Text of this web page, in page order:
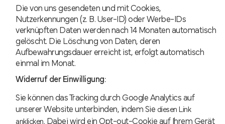
Die von uns gesendeten und mit Cookies,
Nutzerkennungen (z. B. User-ID) oder Werbe-IDs
verknüpften Daten werden nach 14 Monaten automatisch
gelöscht. Die Löschung von Daten, deren
Aufbewahrungsdauer erreicht ist, erfolgt automatisch
einmal im Monat.
Widerruf der Einwilligung:
Sie können das Tracking durch Google Analytics auf
unserer Website unterbinden, indem Sie diesen Link
anklicken. Dabei wird ein Opt-out-Cookie auf Ihrem Gerät